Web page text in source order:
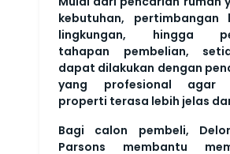
kebutuhan, pertimbangan
lingkungan, hingga
tahapan pembelian,
dapat dilakukan dengan
yang profesional agar
properti terasa lebih jelas
Bagi calon pembeli,
Parsons membantu